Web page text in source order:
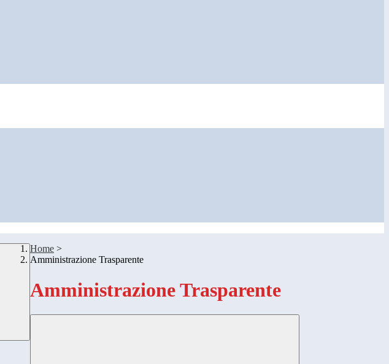
Home >
Amministrazione Trasparente
Amministrazione Trasparente